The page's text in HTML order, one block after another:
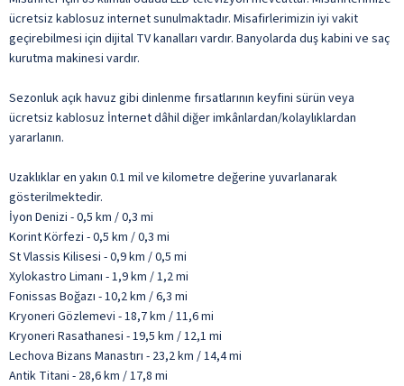
ücretsiz kablosuz internet sunulmaktadır. Misafirlerimizin iyi vakit
geçirebilmesi için dijital TV kanalları vardır. Banyolarda duş kabini ve saç
kurutma makinesi vardır.
Sezonluk açık havuz gibi dinlenme fırsatlarının keyfini sürün veya
ücretsiz kablosuz İnternet dâhil diğer imkânlardan/kolaylıklardan
yararlanın.
Uzaklıklar en yakın 0.1 mil ve kilometre değerine yuvarlanarak
gösterilmektedir.
İyon Denizi - 0,5 km / 0,3 mi
Korint Körfezi - 0,5 km / 0,3 mi
St Vlassis Kilisesi - 0,9 km / 0,5 mi
Xylokastro Limanı - 1,9 km / 1,2 mi
Fonissas Boğazı - 10,2 km / 6,3 mi
Kryoneri Gözlemevi - 18,7 km / 11,6 mi
Kryoneri Rasathanesi - 19,5 km / 12,1 mi
Lechova Bizans Manastırı - 23,2 km / 14,4 mi
Antik Titani - 28,6 km / 17,8 mi